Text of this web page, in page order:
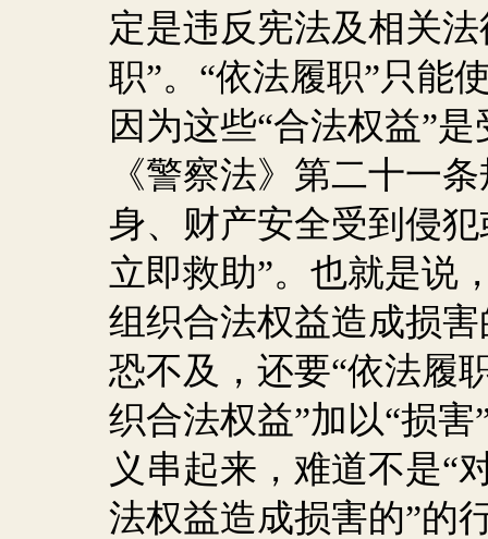
定是违反宪法及相关
职”。“依法履职”只能
因为这些“合法权益”
《警察法》第二十一
身、财产安全受到侵
立即救助”。也就是说
组织合法权益造成损
恐不及，还要“依法履
织合法权益”加以“损
义串起来，难道不是“
法权益造成损害的”的